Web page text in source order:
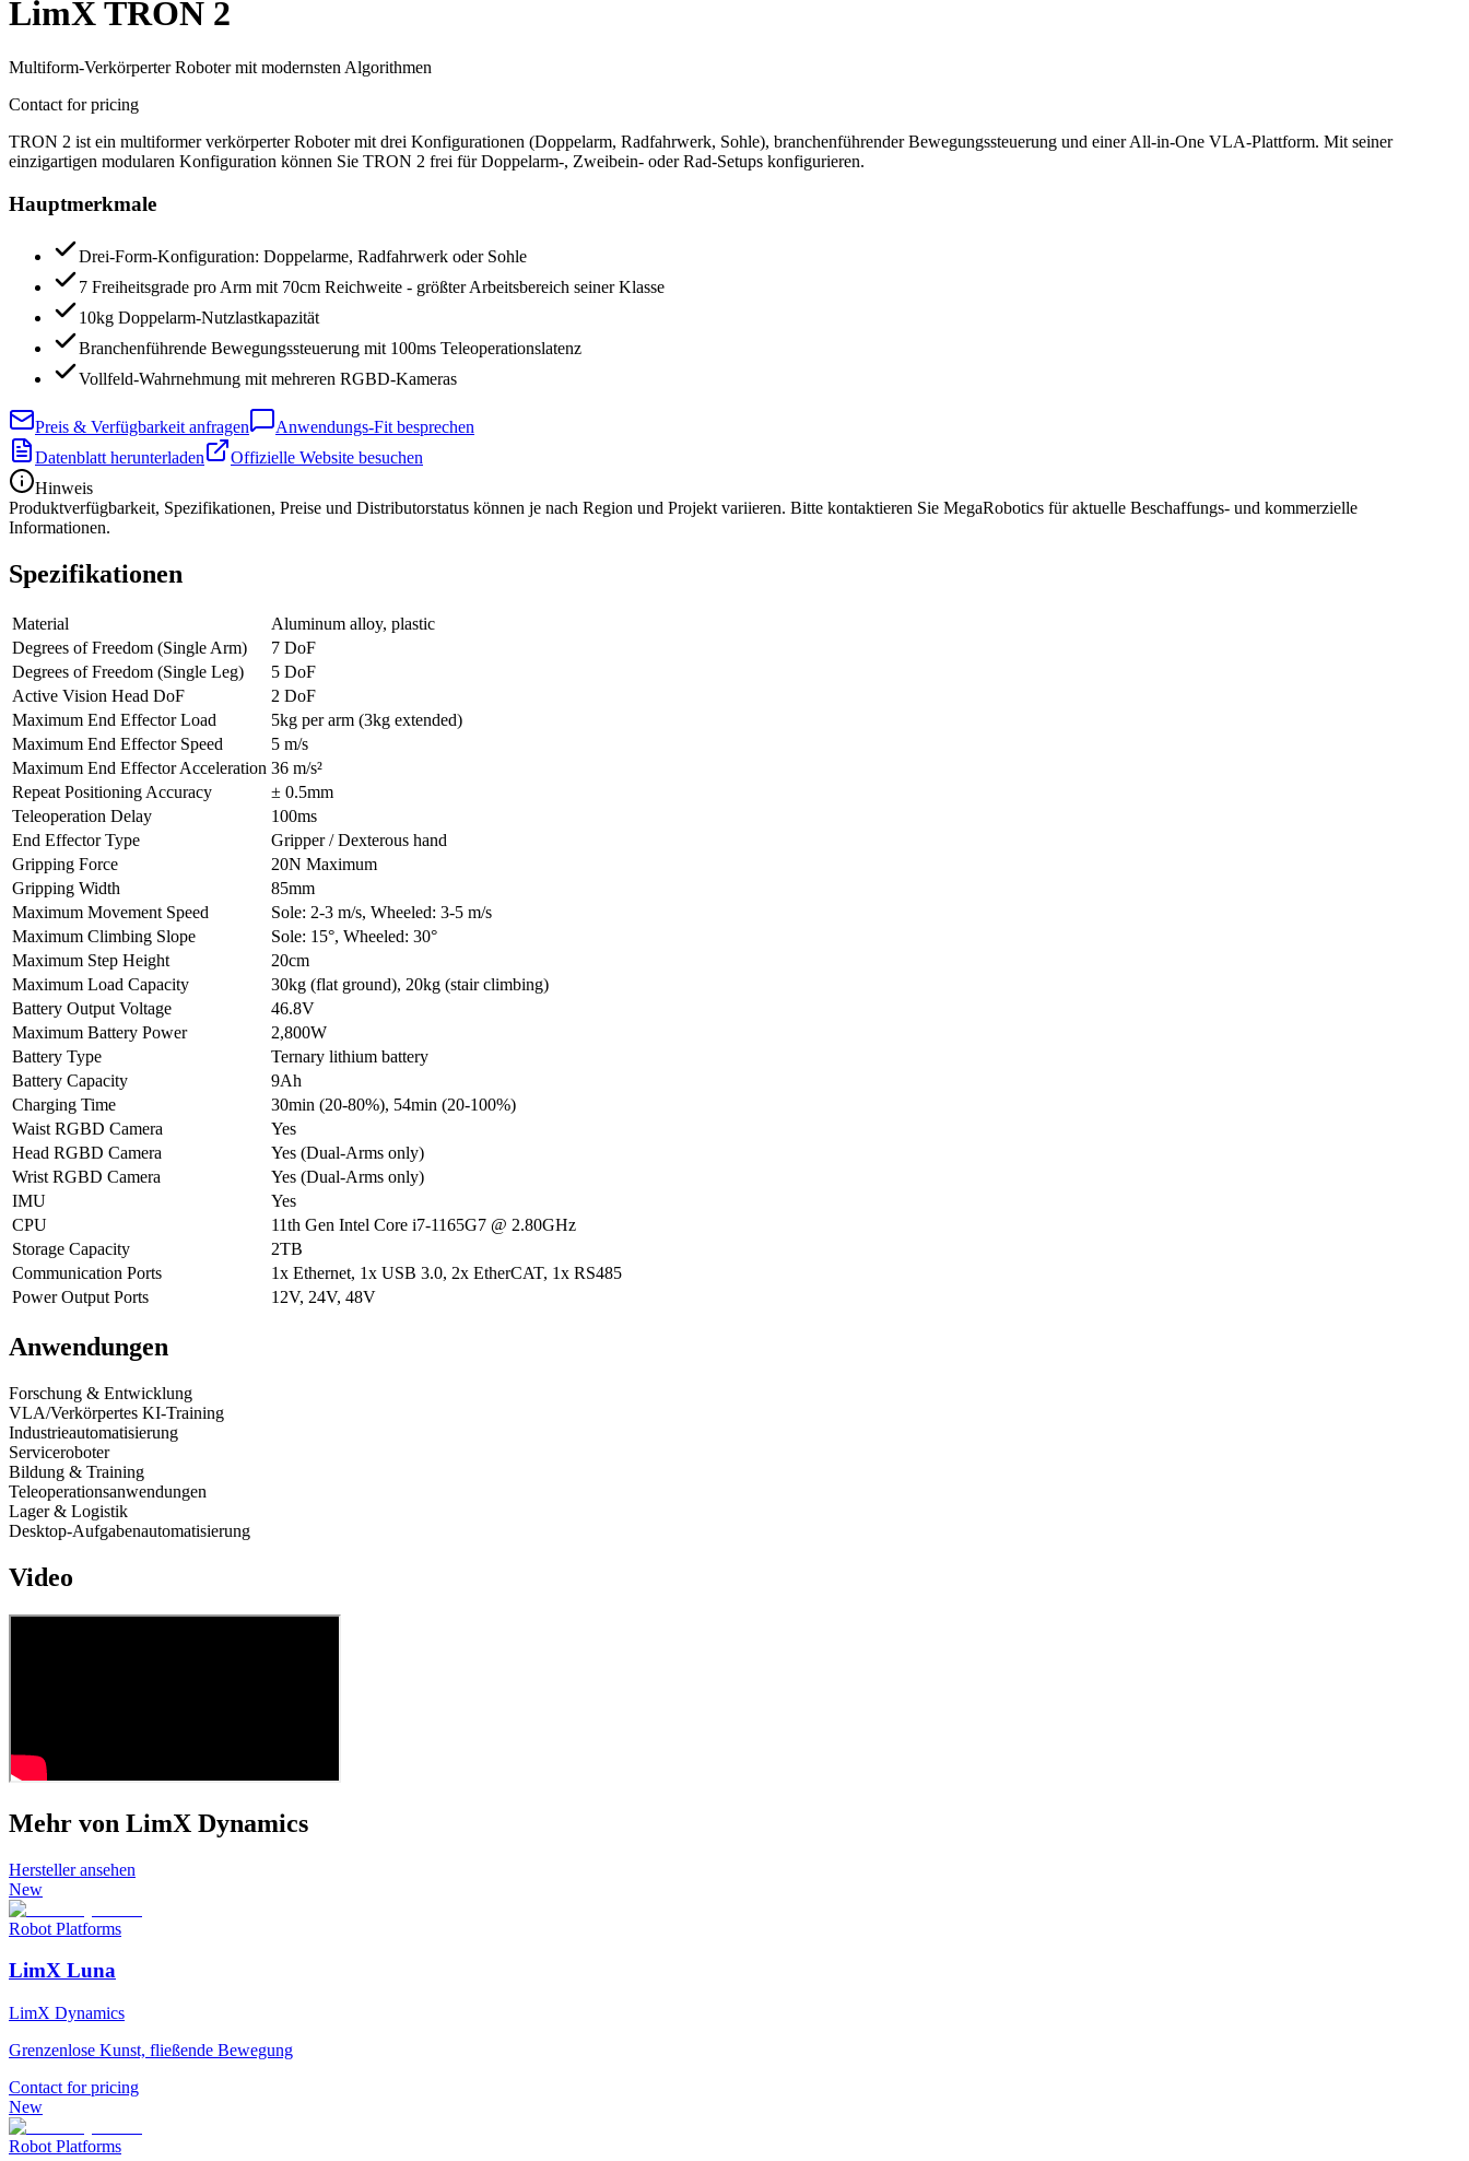
LimX TRON 2
Multiform-Verkörperter Roboter mit modernsten Algorithmen
Contact for pricing
TRON 2 ist ein multiformer verkörperter Roboter mit drei Konfigurationen (Doppelarm, Radfahrwerk, Sohle), branchenführender Bewegungssteuerung und einer All-in-One VLA-Plattform. Mit seiner
einzigartigen modularen Konfiguration können Sie TRON 2 frei für Doppelarm-, Zweibein- oder Rad-Setups konfigurieren.
Hauptmerkmale
Drei-Form-Konfiguration: Doppelarme, Radfahrwerk oder Sohle
7 Freiheitsgrade pro Arm mit 70cm Reichweite - größter Arbeitsbereich seiner Klasse
10kg Doppelarm-Nutzlastkapazität
Branchenführende Bewegungssteuerung mit 100ms Teleoperationslatenz
Vollfeld-Wahrnehmung mit mehreren RGBD-Kameras
Preis & Verfügbarkeit anfragen
Anwendungs-Fit besprechen
Datenblatt herunterladen
Offizielle Website besuchen
Hinweis
Produktverfügbarkeit, Spezifikationen, Preise und Distributorstatus können je nach Region und Projekt variieren. Bitte kontaktieren Sie MegaRobotics für aktuelle Beschaffungs- und kommerzielle
Informationen.
Spezifikationen
Material
Aluminum alloy, plastic
Degrees of Freedom (Single Arm)
7 DoF
Degrees of Freedom (Single Leg)
5 DoF
Active Vision Head DoF
2 DoF
Maximum End Effector Load
5kg per arm (3kg extended)
Maximum End Effector Speed
5 m/s
Maximum End Effector Acceleration 36 m/s²
Repeat Positioning Accuracy
± 0.5mm
Teleoperation Delay
100ms
End Effector Type
Gripper / Dexterous hand
Gripping Force
20N Maximum
Gripping Width
85mm
Maximum Movement Speed
Sole: 2-3 m/s, Wheeled: 3-5 m/s
Maximum Climbing Slope
Sole: 15°, Wheeled: 30°
Maximum Step Height
20cm
Maximum Load Capacity
30kg (flat ground), 20kg (stair climbing)
Battery Output Voltage
46.8V
Maximum Battery Power
2,800W
Battery Type
Ternary lithium battery
Battery Capacity
9Ah
Charging Time
30min (20-80%), 54min (20-100%)
Waist RGBD Camera
Yes
Head RGBD Camera
Yes (Dual-Arms only)
Wrist RGBD Camera
Yes (Dual-Arms only)
IMU
Yes
CPU
11th Gen Intel Core i7-1165G7 @ 2.80GHz
Storage Capacity
2TB
Communication Ports
1x Ethernet, 1x USB 3.0, 2x EtherCAT, 1x RS485
Power Output Ports
12V, 24V, 48V
Anwendungen
Forschung & Entwicklung
VLA/Verkörpertes KI-Training
Industrieautomatisierung
Serviceroboter
Bildung & Training
Teleoperationsanwendungen
Lager & Logistik
Desktop-Aufgabenautomatisierung
Video
Mehr von LimX Dynamics
Hersteller ansehen
New
Robot Platforms
LimX Luna
LimX Dynamics
Grenzenlose Kunst, fließende Bewegung
Contact for pricing
New
Robot Platforms